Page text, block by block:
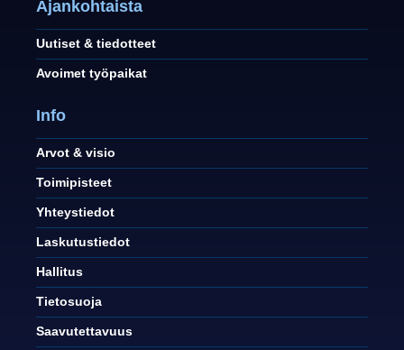
Ajankohtaista
Uutiset & tiedotteet
Avoimet työpaikat
Info
Arvot & visio
Toimipisteet
Yhteystiedot
Laskutustiedot
Hallitus
Tietosuoja
Saavutettavuus